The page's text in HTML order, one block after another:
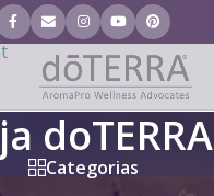
doTERRA
Categorias